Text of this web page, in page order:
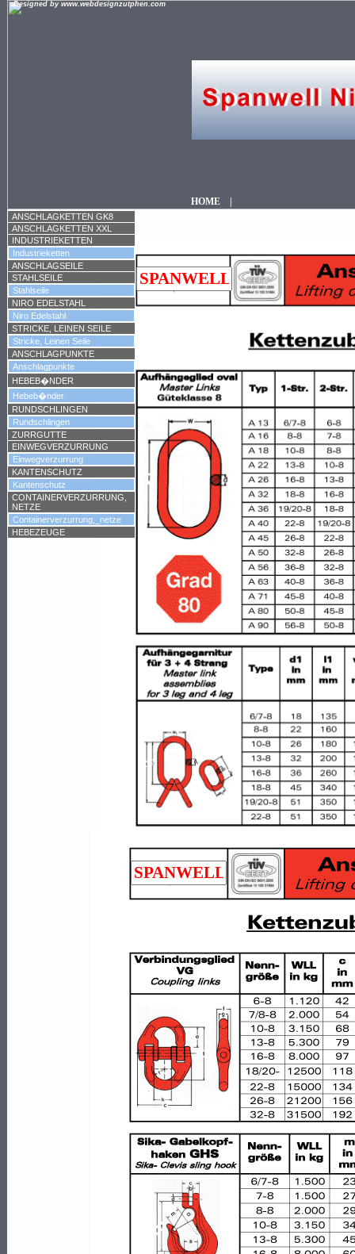
ANSCHLAGKETTEN GK8
ANSCHLAGKETTEN XXL
INDUSTRIEKETTEN
Industrieketten
ANSCHLAGSEILE
STAHLSEILE
Stahlseile
NIRO EDELSTAHL
Niro Edelstahl
STRICKE, LEINEN SEILE
Stricke, Leinen Seile
ANSCHLAGPUNKTE
Anschlagpunkte
HEBEB�NDER
Hebeb�nder
RUNDSCHLINGEN
Rundschlingen
ZURRGUTTE
EINWEGVERZURRUNG
Einwegverzurrung
KANTENSCHUTZ
Kantenschutz
CONTAINERVERZURRUNG,
NETZE
Containerverzurrung,_netze
HEBEZEUGE
Designed by www.webdesignzutphen.com
HOME